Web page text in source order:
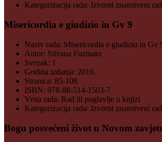
Kategorizacija rada: Izvorni znanstveni rad
Misericordia e giudizio in Gv 9
Naziv rada: Misericordia e giudizio in Gv
Autor: Silvana Fuzinato
Svezak: 1
Godina izdanja: 2016.
Stranica: 85-108
ISBN: 978-88-514-1503-7
Vrsta rada: Rad ili poglavlje u knjizi
Kategorizacija rada: Izvorni znanstveni rad
Bogu posvećeni život u Novom